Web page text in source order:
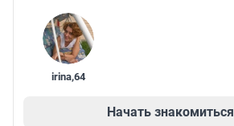
irina,64
Начать знакомиться